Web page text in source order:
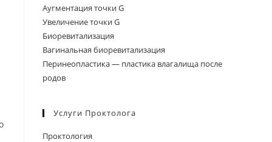
Аугментация точки G
Увеличение точки G
Биоревитализация
Вагинальная биоревитализация
Перинеопластика — пластика влагалища после
родов
Услуги Проктолога
Проктология